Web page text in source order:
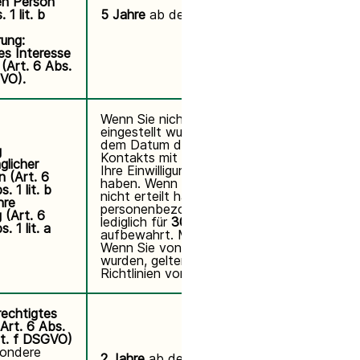
1 lit. b
Interesse
6 Abs.
5 Jahre ab der Interaktion.
(Art. 6
1 lit. b
(Art. 6
1 lit. a
Wenn Sie nicht von Brevo
eingestellt wurden:
dem Datum des letzten
Kontakts mit Ihnen, sofern Sie
Ihre Einwilligung erteilt
haben. Wenn Sie Ihre Einwilligung
nicht erteilt haben, werden Ihre
personenbezogenen Daten
lediglich für 30 Tage
aufbewahrt. Mit Widerruf.
Wenn Sie von Brevo eingestellt
wurden, gelten die internen
Richtlinien von Brevo.
6 Abs.
f DSGVO)